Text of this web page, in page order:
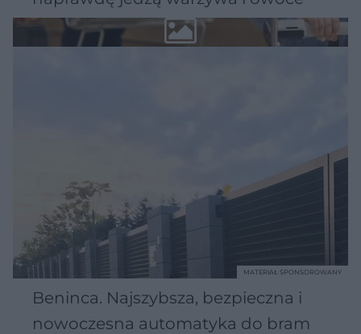
Beninca. Najszybsza, bezpieczna i
nowoczesna automatyka do bram
MATERIAŁ SPONSOROWANY